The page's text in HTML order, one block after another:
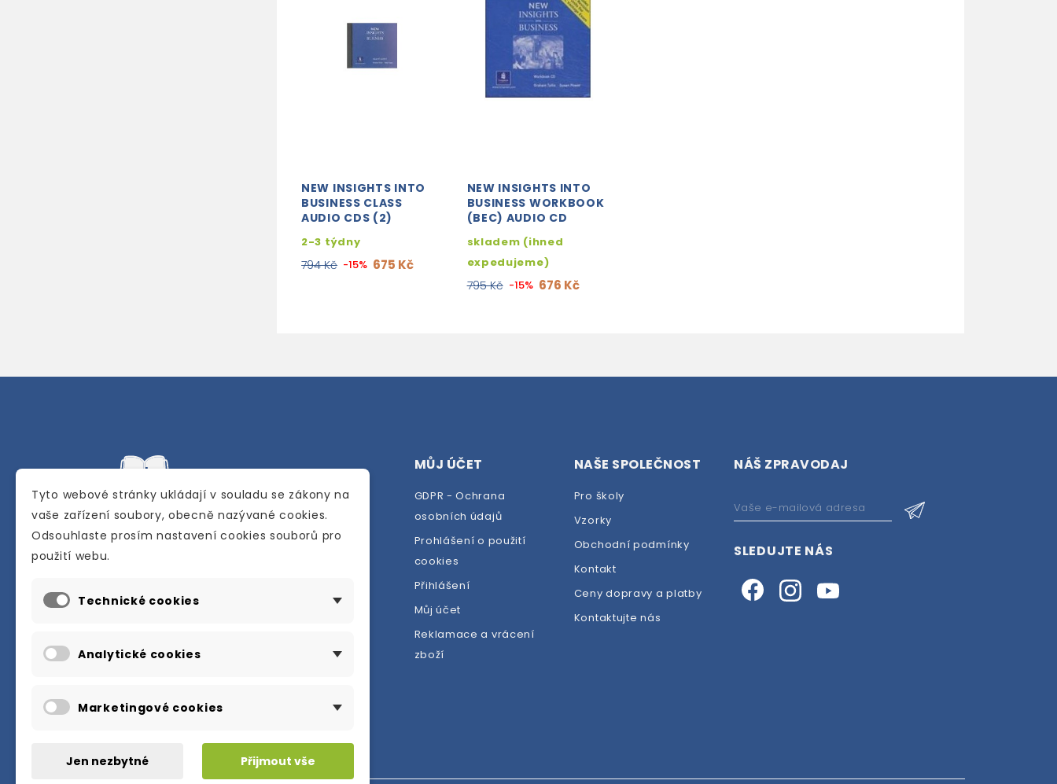
NEW INSIGHTS INTO
BUSINESS CLASS
AUDIO CDS (2)
2-3 týdny
794 Kč -15% 675 Kč
NEW INSIGHTS INTO
BUSINESS WORKBOOK
(BEC) AUDIO CD
skladem (ihned
expedujeme)
795 Kč -15% 676 Kč
Internetové a kamenné knihkupectví se
anglického jazyka.
Karly Machové 48 Beroun 266 01
info@englishbooks.cz
MŮJ ÚČET
GDPR - Ochrana
osobních údajů
Prohlášení o použití
cookies
Přihlášení
Můj účet
Reklamace a vrácení
zboží
NAŠE SPOLEČNOST
Pro školy
Vzorky
Obchodní podmínky
Kontakt
Ceny dopravy a platby
Kontaktujte nás
NÁŠ ZPRAVODAJ
SLEDUJTE NÁS
Tyto webové stránky ukládají v souladu se zákony na
vaše zařízení soubory, obecně nazývané cookies.
Odsouhlaste prosím nastavení cookies souborů pro
použití webu.
Technické cookies
Analytické cookies
Marketingové cookies
Jen nezbytné Přijmout vše